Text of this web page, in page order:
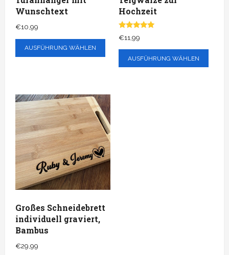
werden
Wunschtext
€10,99
AUSFÜHRUNG WÄHLEN
Hochzeit
Bewertet
mit
5.00
€11,99
AUSFÜHRUNG WÄHLEN
Großes Schneidebrett
individuell graviert,
Bambus
€29,99